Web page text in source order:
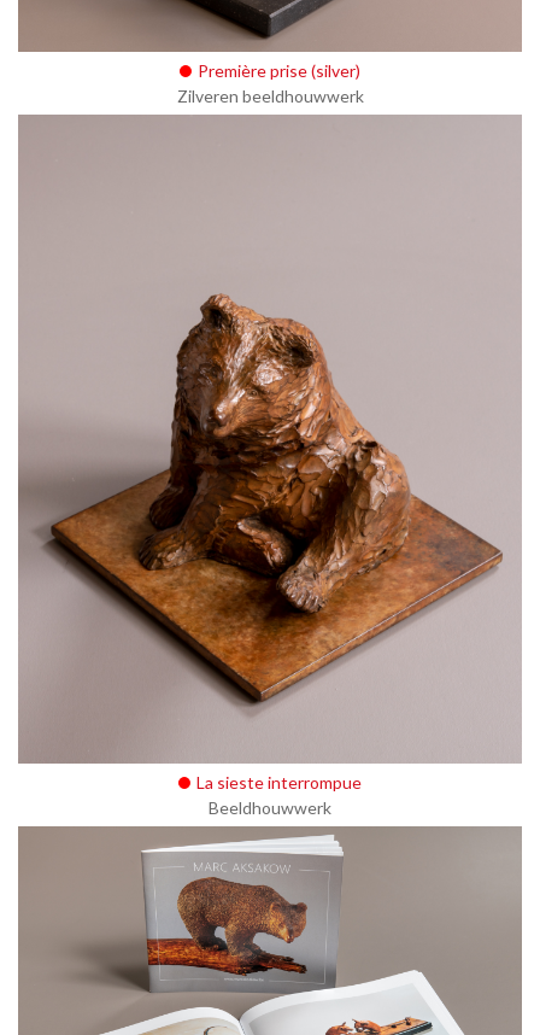
Première prise (silver)
Zilveren beeldhouwwerk
La sieste interrompue
Beeldhouwwerk